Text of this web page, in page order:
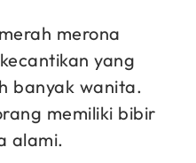
merona
yang
banyak wanita.
memiliki bibir
alami.